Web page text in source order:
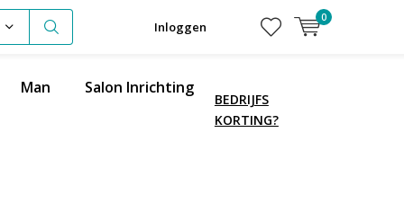
Inloggen
0
Man Salon Inrichting
BEDRIJFS
KORTING?